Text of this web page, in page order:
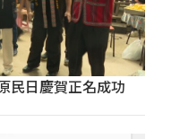
民日慶賀正名成功